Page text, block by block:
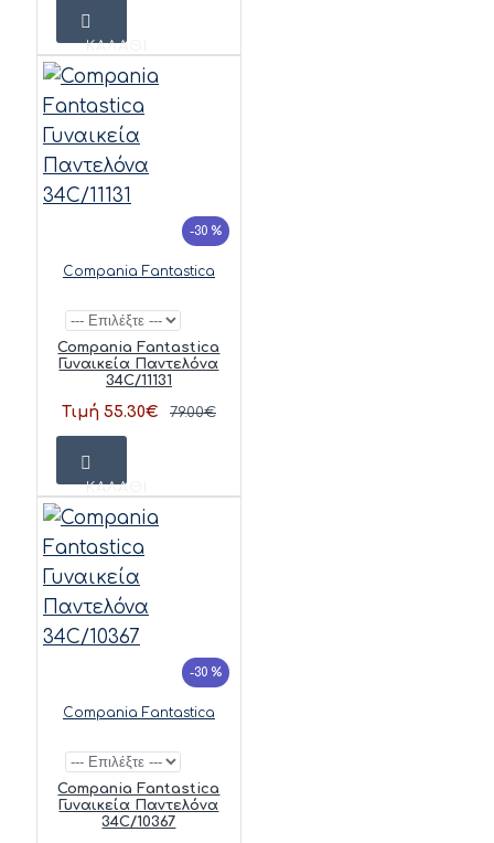
ΚΑΛΆΘΙ
-30 %
Compania Fantastica
Compania Fantastica
Γυναικεία Παντελόνα
34C/11131
Τιμή 55.30€ 79.00€
ΚΑΛΆΘΙ
-30 %
Compania Fantastica
Compania Fantastica
Γυναικεία Παντελόνα
34C/10367